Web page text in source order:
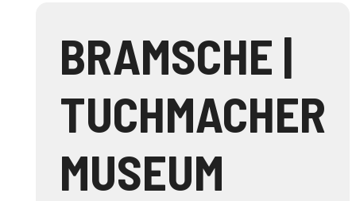
BRAMSCHE |
TUCHMACHER
MUSEUM